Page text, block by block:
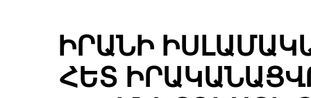
ԻՐԱՆԻ
ՀԵՏ